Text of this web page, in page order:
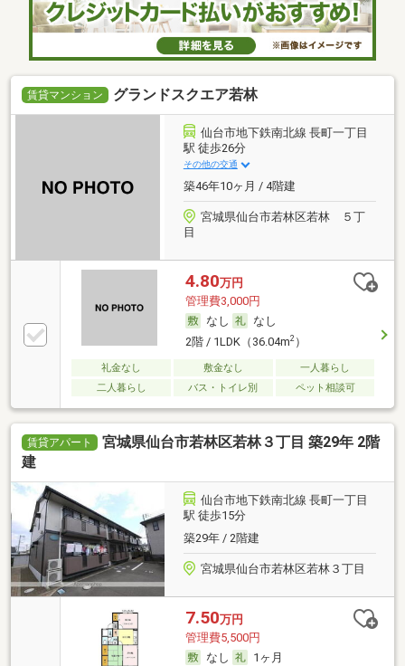
賃貸マンション グランドスクエア若林
仙台市地下鉄南北線 長町一丁目
駅 徒歩26分
その他の交通
築46年10ヶ月 / 4階建
宮城県仙台市若林区若林 ５丁
目
4.80万円
管理費3,000円
なし
なし
2階 / 1LDK（36.04m2）
礼金なし 敷金なし
一人暮らし
二人暮らし
バス・トイレ別 ペット相談可
賃貸アパート
宮城県仙台市若林区若林３丁目 築29年 2階
建
仙台市地下鉄南北線 長町一丁目
駅 徒歩15分
築29年 / 2階建
宮城県仙台市若林区若林３丁目
7.50万円
管理費5,500円
なし
1ヶ月